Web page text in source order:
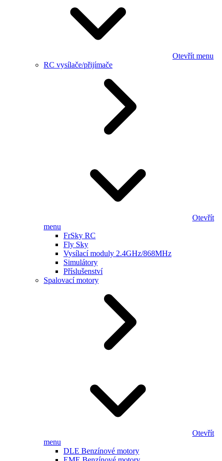
Otevřít menu
RC vysílače/přijímače
Otevřít
menu
FrSky RC
Fly Sky
Vysílací moduly 2.4GHz/868MHz
Simulátory
Příslušenství
Spalovací motory
Otevřít
menu
DLE Benzínové motory